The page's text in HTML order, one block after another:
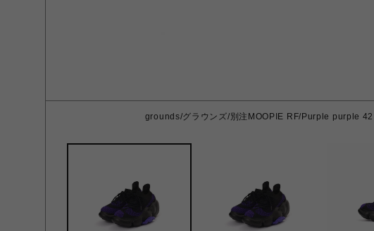
grounds/グラウンズ/別注MOOPIE RF/Purple purple 42